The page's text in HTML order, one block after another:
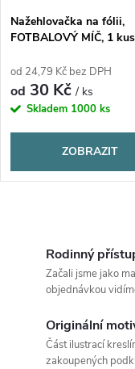
o
d
u
k
t
o
d
u
k
Nažehlovačka na fólii,
FOTBALOVÝ MÍČ, 1 kus
od 24,79 Kč bez DPH
od 30 Kč/ ks
Skladem 1000 ks
ZOBRAZIT
Rodinný
Začali jsme jako
objednávkou
Originální
Část ilustrací
zakoupených